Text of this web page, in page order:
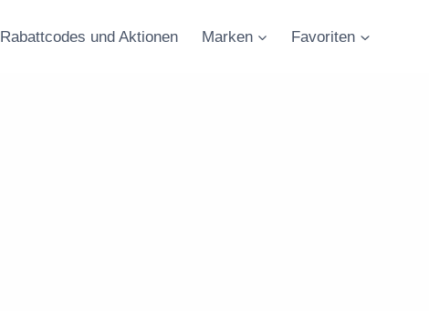
Rabattcodes und Aktionen Marken Favoriten